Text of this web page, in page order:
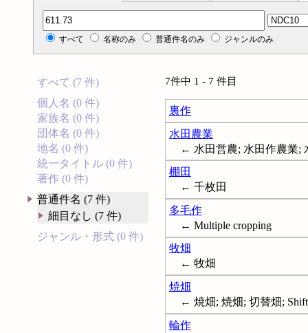
分類記号検索
すべて 名称のみ 普通件名のみ ジャンルのみ
すべて (7 件)
個人名 (0 件)
家族名 (0 件)
団体名 (0 件)
地名 (0 件)
統一タイトル (0 件)
著作 (0 件)
普通件名 (7 件)
細目なし (7 件)
ジャンル・形式 (0 件)
7件中 1 - 7 件目
裏作
水田農業
← 水田営農; 水田作農業;
棚田
← 千枚田
多毛作
← Multiple cropping
牧畑
← 牧畑
焼畑
← 焼畑; 焼畑; 切替畑;
輪作